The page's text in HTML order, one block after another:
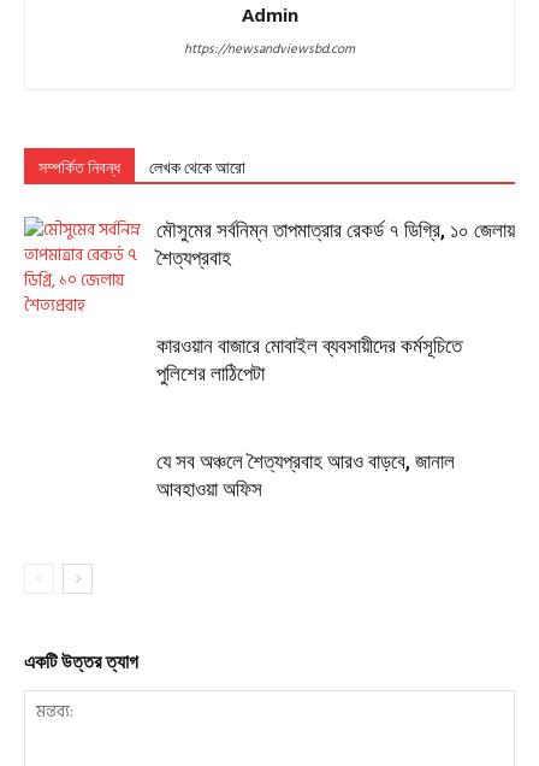
Admin
https://newsandviewsbd.com
সম্পর্কিত নিবন্ধ লেখক থেকে আরো
মৌসুমের সর্বনিম্ন তাপমাত্রার রেকর্ড ৭ ডিগ্রি, ১০ জেলায়
শৈত্যপ্রবাহ
কারওয়ান বাজারে মোবাইল ব্যবসায়ীদের কর্মসূচিতে
পুলিশের লাঠিপেটা
যে সব অঞ্চলে শৈত্যপ্রবাহ আরও বাড়বে, জানাল
আবহাওয়া অফিস
একটি উত্তর ত্যাগ